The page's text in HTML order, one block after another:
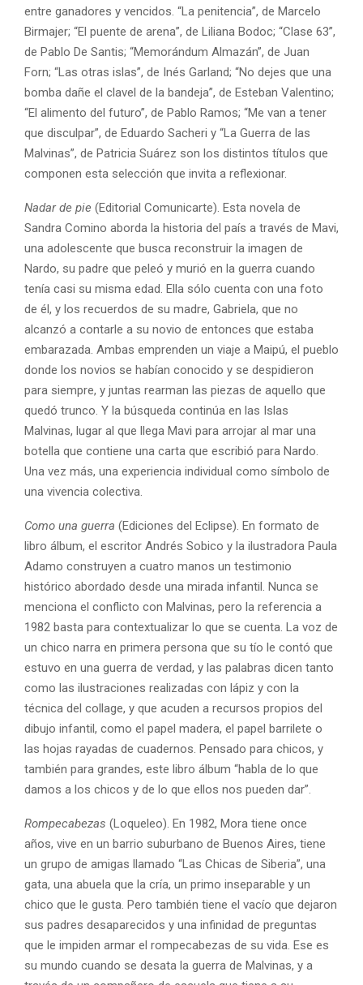
entre ganadores y vencidos. “La penitencia”, de Marcelo
Birmajer; “El puente de arena”, de Liliana Bodoc; “Clase 63”,
de Pablo De Santis; “Memorándum Almazán”, de Juan
Forn; “Las otras islas”, de Inés Garland; “No dejes que una
bomba dañe el clavel de la bandeja”, de Esteban Valentino;
“El alimento del futuro”, de Pablo Ramos; “Me van a tener
que disculpar”, de Eduardo Sacheri y “La Guerra de las
Malvinas”, de Patricia Suárez son los distintos títulos que
componen esta selección que invita a reflexionar.
Nadar de pie (Editorial Comunicarte). Esta novela de
Sandra Comino aborda la historia del país a través de Mavi,
una adolescente que busca reconstruir la imagen de
Nardo, su padre que peleó y murió en la guerra cuando
tenía casi su misma edad. Ella sólo cuenta con una foto
de él, y los recuerdos de su madre, Gabriela, que no
alcanzó a contarle a su novio de entonces que estaba
embarazada. Ambas emprenden un viaje a Maipú, el pueblo
donde los novios se habían conocido y se despidieron
para siempre, y juntas rearman las piezas de aquello que
quedó trunco. Y la búsqueda continúa en las Islas
Malvinas, lugar al que llega Mavi para arrojar al mar una
botella que contiene una carta que escribió para Nardo.
Una vez más, una experiencia individual como símbolo de
una vivencia colectiva.
Como una guerra (Ediciones del Eclipse). En formato de
libro álbum, el escritor Andrés Sobico y la ilustradora Paula
Adamo construyen a cuatro manos un testimonio
histórico abordado desde una mirada infantil. Nunca se
menciona el conflicto con Malvinas, pero la referencia a
1982 basta para contextualizar lo que se cuenta. La voz de
un chico narra en primera persona que su tío le contó que
estuvo en una guerra de verdad, y las palabras dicen tanto
como las ilustraciones realizadas con lápiz y con la
técnica del collage, y que acuden a recursos propios del
dibujo infantil, como el papel madera, el papel barrilete o
las hojas rayadas de cuadernos. Pensado para chicos, y
también para grandes, este libro álbum “habla de lo que
damos a los chicos y de lo que ellos nos pueden dar”.
Rompecabezas (Loqueleo). En 1982, Mora tiene once
años, vive en un barrio suburbano de Buenos Aires, tiene
un grupo de amigas llamado “Las Chicas de Siberia”, una
gata, una abuela que la cría, un primo inseparable y un
chico que le gusta. Pero también tiene el vacío que dejaron
sus padres desaparecidos y una infinidad de preguntas
que le impiden armar el rompecabezas de su vida. Ese es
su mundo cuando se desata la guerra de Malvinas, y a